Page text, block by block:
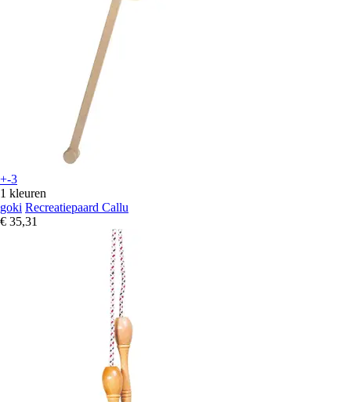
+-3
1 kleuren
goki Recreatiepaard Callu
€ 35,31